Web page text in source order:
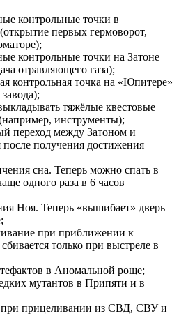
контрольные точки в
первых гермоворот,
контрольные точки на Затоне
отравляющего газа);
контрольная точка на «Юпитере»
тяжёлые квестовые
инструменты);
переход между Затоном и
получения достижения
сна. Теперь можно спать в
одного раза в 6 часов
Ноя. Теперь «вышибает» дверь
при приближении к
только при выстреле в
в Аномальной роще;
мутантов в Припяти и в
прицеливании из СВД, СВУ и